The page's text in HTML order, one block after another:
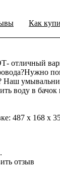
Как
отличный
Наш
воду в бачок
487 х 168 х
отзыв